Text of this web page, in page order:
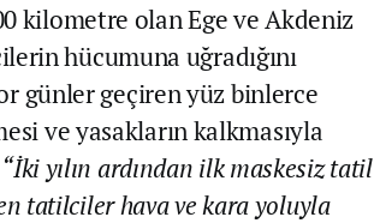
kilometre olan Ege ve Akdeniz
hücumuna uğradığını
günler geçiren yüz binlerce
ve yasakların kalkmasıyla
“İki yılın ardından ilk maskesiz tatil
tatilciler hava ve kara yoluyla